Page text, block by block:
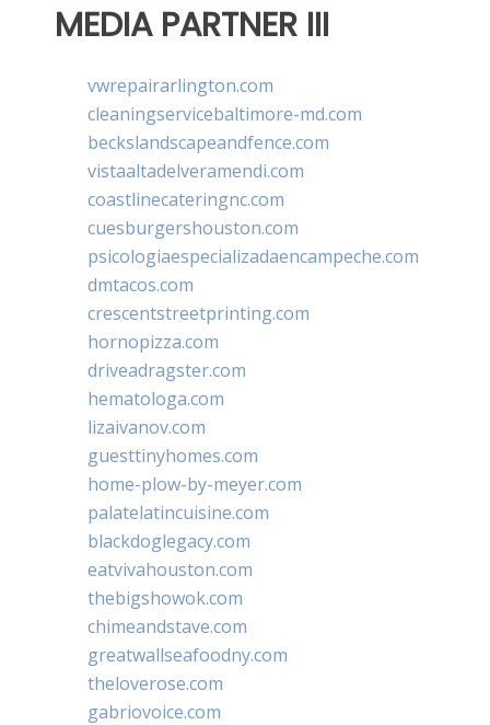
MEDIA PARTNER III
vwrepairarlington.com
cleaningservicebaltimore-md.com
beckslandscapeandfence.com
vistaaltadelveramendi.com
coastlinecateringnc.com
cuesburgershouston.com
psicologiaespecializadaencampeche.com
dmtacos.com
crescentstreetprinting.com
hornopizza.com
driveadragster.com
hematologa.com
lizaivanov.com
guesttinyhomes.com
home-plow-by-meyer.com
palatelatincuisine.com
blackdoglegacy.com
eatvivahouston.com
thebigshowok.com
chimeandstave.com
greatwallseafoodny.com
theloverose.com
gabriovoice.com